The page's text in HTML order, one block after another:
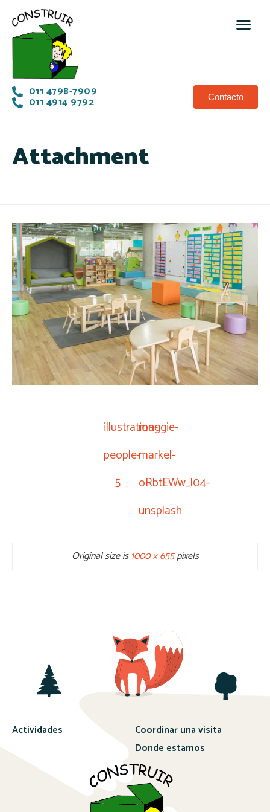
011 4798-7909
011 4914 9792 Contacto
Attachment
illustration-
people-
5
maggie-
markel-
oRbtEWw_l04-
unsplash
Original size is1000 × 655pixels
Actividades
Coordinar una visita
Donde estamos